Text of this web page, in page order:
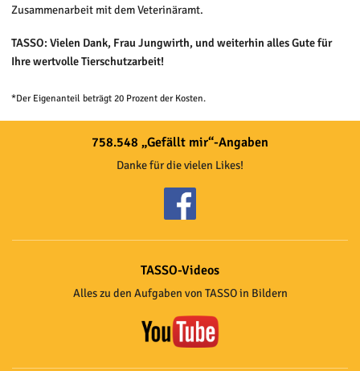
Zusammenarbeit mit dem Veterinäramt.
TASSO: Vielen Dank, Frau Jungwirth, und weiterhin alles Gute für
Ihre wertvolle Tierschutzarbeit!
*Der Eigenanteil beträgt 20 Prozent der Kosten.
758.548 „Gefällt mir“-Angaben
Danke für die vielen Likes!
TASSO-Videos
Alles zu den Aufgaben von TASSO in Bildern